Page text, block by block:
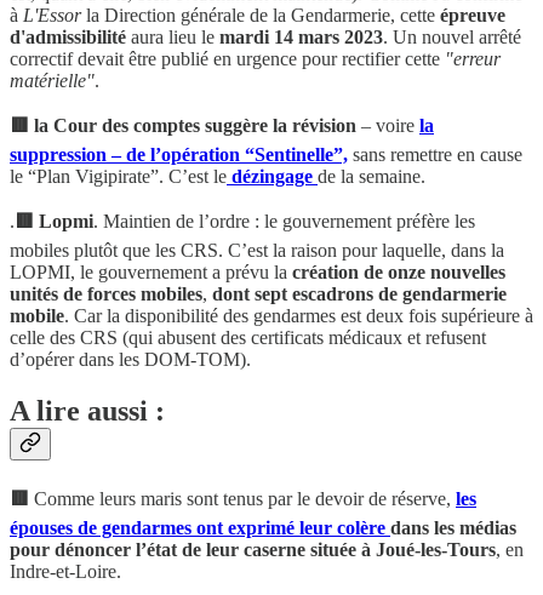
à L'Essorla Direction générale de la Gendarmerie, cette épreuve
d'admissibilité aura lieu le mardi 14 mars 2023. Un nouvel arrêté
correctif devait être publié en urgence pour rectifier cette "erreur
matérielle".
🟥 la Cour des comptes suggère la révision – voire la
suppression – de l’opération “Sentinelle”, sans remettre en cause
le “Plan Vigipirate”. C’est le dézingage de la semaine.
. 🟥 Lopmi. Maintien de l’ordre : le gouvernement préfère les
mobiles plutôt que les CRS. C’est la raison pour laquelle, dans la
LOPMI, le gouvernement a prévu la création de onze nouvelles
unités de forces mobiles, dont sept escadrons de gendarmerie
mobile. Car la disponibilité des gendarmes est deux fois supérieure à
celle des CRS (qui abusent des certificats médicaux et refusent
d’opérer dans les DOM-TOM).
A lire aussi :
Comme leurs maris sont tenus par le devoir de réserve, les
épouses de gendarmes ont exprimé leur colère dans les médias
pour dénoncer l’état de leur caserne située à Joué-les-Tours, en
Indre-et-Loire.